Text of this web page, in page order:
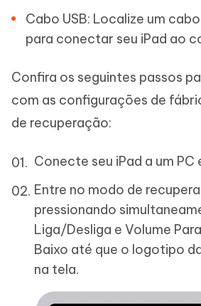
Cabo USB: Localize um
para conectar seu iPad ao
Confira os seguintes passos
com as configurações de
de recuperação:
Conecte seu iPad a um PC
Entre no modo de
pressionando
Liga/Desliga e Volume
Baixo até que o logotipo
na tela.